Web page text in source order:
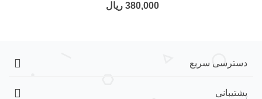
380,000 ریال
دسترسی سریع
پشتیبانی